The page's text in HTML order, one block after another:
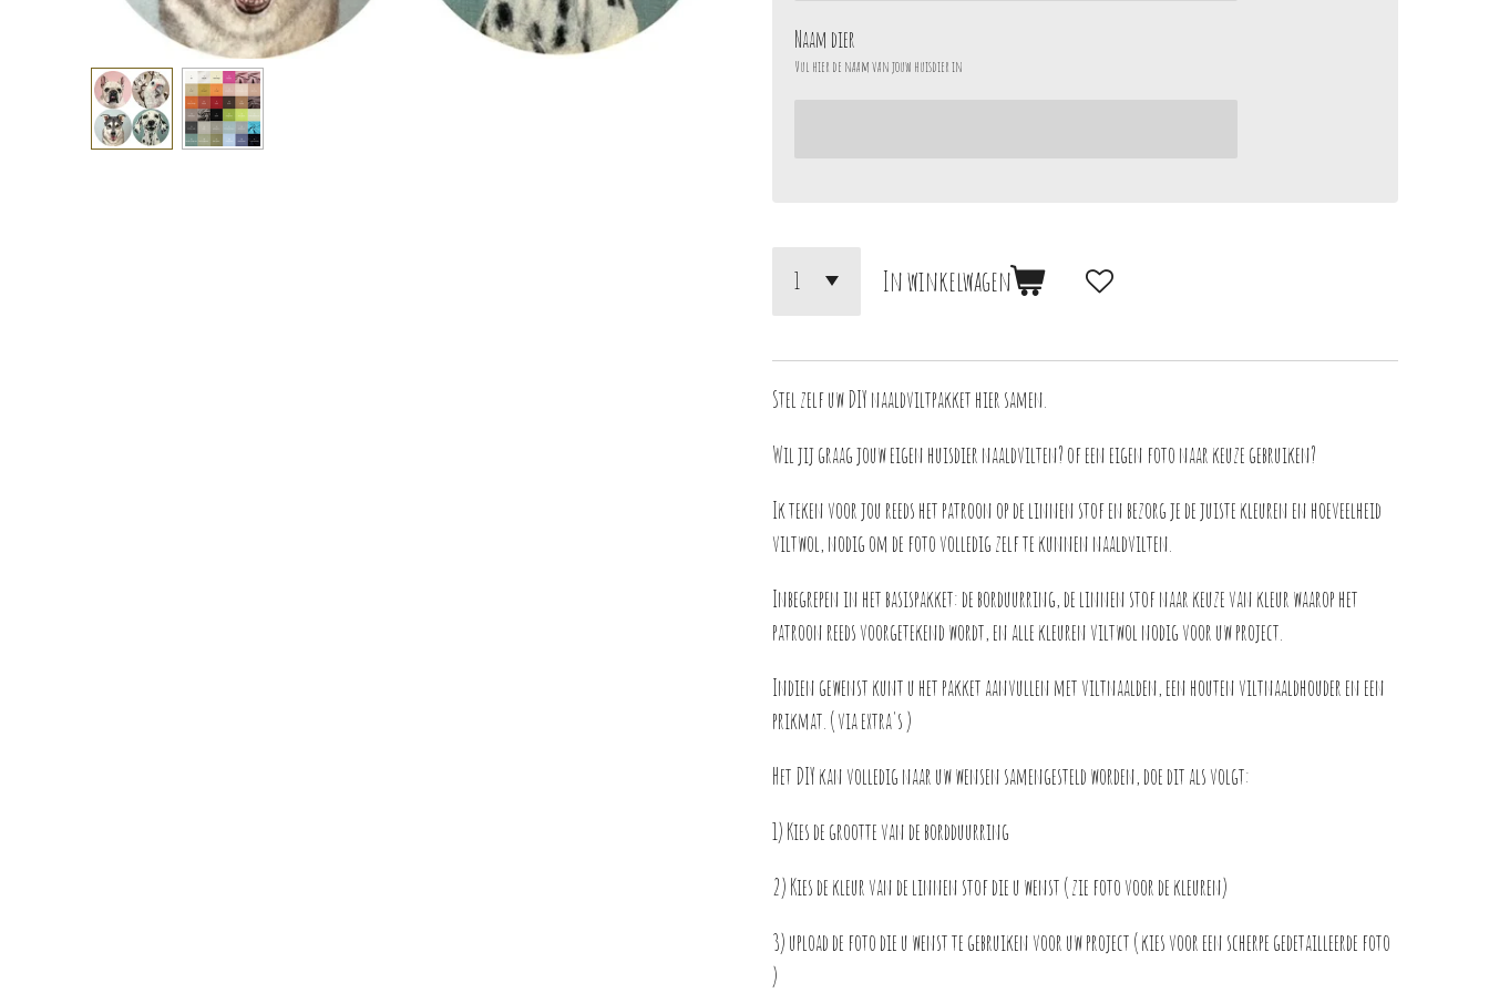
Naam dier
Vul hier de naam van jouw huisdier in
In winkelwagen
Stel zelf uw DIY naaldviltpakket hier samen.
Wil jij graag jouw eigen huisdier naaldvilten? of een eigen foto naar keuze gebruiken?
Ik teken voor jou reeds het patroon op de linnen stof en bezorg je de juiste kleuren en hoeveelheid
viltwol, nodig om de foto volledig zelf te kunnen naaldvilten.
Inbegrepen in het basispakket: de borduurring, de linnen stof naar keuze van kleur waarop het
patroon reeds voorgetekend wordt, en alle kleuren viltwol nodig voor uw project.
Indien gewenst kunt u het pakket aanvullen met viltnaalden, een houten viltnaaldhouder en een
prikmat. ( via extra's )
Het DIY kan volledig naar uw wensen samengesteld worden, doe dit als volgt:
1) Kies de grootte van de bordduurring
2) Kies de kleur van de linnen stof die u wenst ( zie foto voor de kleuren)
3) upload de foto die u wenst te gebruiken voor uw project ( kies voor een scherpe gedetailleerde foto
)